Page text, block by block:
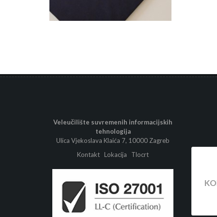
Veleučilište suvremenih informacijskih
tehnologija
Ulica Vjekoslava Klaića 7, 10000 Zagreb
Kontakt Lokacija Tlocrt